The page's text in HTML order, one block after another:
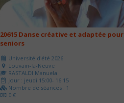
20615 Danse créative et adaptée pour
seniors
Université d'été 2026
Louvain-la-Neuve
RASTALDI Manuela
Jour : jeudi 15:00- 16:15
Nombre de séances : 1
0 €